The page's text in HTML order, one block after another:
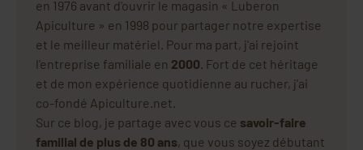
en 1976 avant d'ouvrir le magasin « Luberon
Apiculture » en 1998 pour partager notre expertise
et le meilleur matériel. Pour ma part, j'ai rejoint
l'entreprise familiale en 2000 . Fort de cet héritage
et de mon expérience quotidienne au rucher, j'ai
co-fondé Apiculture.net.
Sur ce blog, je partage avec vous ce savoir-faire
familial de plus de 80 ans, que vous soyez débutant